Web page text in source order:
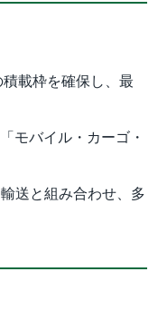
載枠を確保し、最
モバイル・カーゴ・
送と組み合わせ、多